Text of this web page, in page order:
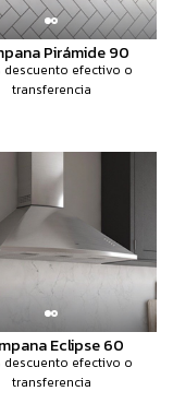
Pirámide 90
descuento efectivo o
transferencia
Eclipse 60
descuento efectivo o
transferencia